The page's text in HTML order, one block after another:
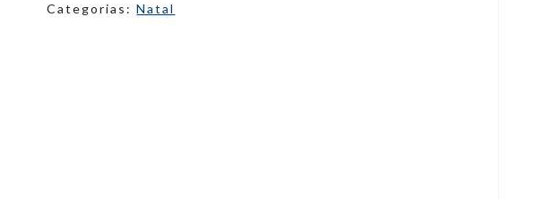
Categorias:Natal